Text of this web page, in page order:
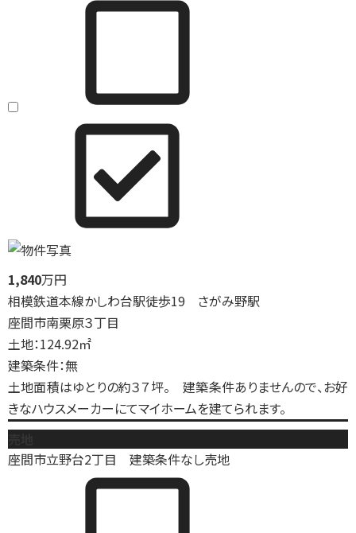
1,840万円
相模鉄道本線かしわ台駅徒歩19 さがみ野駅
座間市南栗原３丁目
土地：124.92㎡
建築条件：無
土地面積はゆとりの約３７坪。 建築条件ありませんので、お好
きなハウスメーカーにてマイホームを建てられます。
座間市立野台2丁目 建築条件なし売地